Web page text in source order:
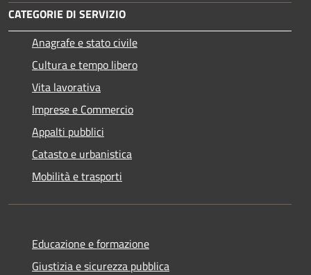
CATEGORIE DI SERVIZIO
Anagrafe e stato civile
Cultura e tempo libero
Vita lavorativa
Imprese e Commercio
Appalti pubblici
Catasto e urbanistica
Mobilità e trasporti
Educazione e formazione
Giustizia e sicurezza pubblica